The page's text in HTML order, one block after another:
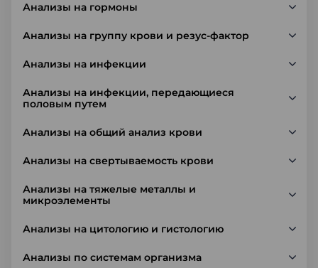
Анализы на гормоны
Анализы на группу крови и резус-фактор
Анализы на инфекции
Анализы на инфекции, передающиеся
половым путем
Анализы на общий анализ крови
Анализы на свертываемость крови
Анализы на тяжелые металлы и
микроэлементы
Анализы на цитологию и гистологию
Анализы по системам организма